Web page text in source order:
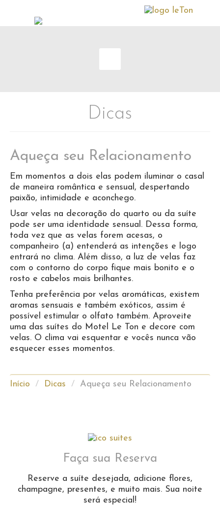
Dicas
Aqueça seu Relacionamento
Em momentos a dois elas podem iluminar o casal
de maneira romântica e sensual, despertando
paixão, intimidade e aconchego.
Usar velas na decoração do quarto ou da suíte
pode ser uma identidade sensual. Dessa forma,
toda vez que as velas forem acesas, o
companheiro (a) entenderá as intenções e logo
entrará no clima. Além disso, a luz de velas faz
com o contorno do corpo fique mais bonito e o
rosto e cabelos mais brilhantes.
Tenha preferência por velas aromáticas, existem
aromas sensuais e também exóticos, assim é
possível estimular o olfato também. Aproveite
uma das suítes do Motel Le Ton e decore com
velas. O clima vai esquentar e vocês nunca vão
esquecer esses momentos.
Início / Dicas / Aqueça seu Relacionamento
Faça sua Reserva
Reserve a suíte desejada, adicione flores,
champagne, presentes, e muito mais. Sua noite
será especial!